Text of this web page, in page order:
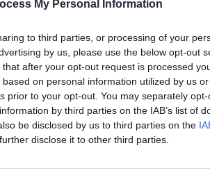
My Personal Information
to third parties, or processing of your
by us, please use the below opt-out
after your opt-out request is processed
on personal information utilized by us
prior to your opt-out. You may separately
by third parties on the IAB’s list of
be disclosed by us to third parties on the
disclose it to other third parties.
EFA GROUP: O Γρηγόρης
Κουτσογιάννης αναλαμβάνει
CEO
30/09/2025 - 09:05